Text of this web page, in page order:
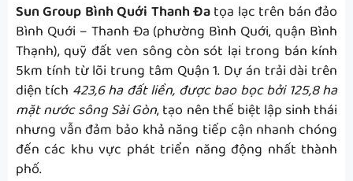
Sun Group Bình Quới Thanh Đatọa lạc trên bán đảo
Bình Quới – Thanh Đa (phường Bình Quới, quận Bình
Thạnh), quỹ đất ven sông còn sót lại trong bán kính
5km tính từ lõi trung tâm Quận 1. Dự án trải dài trên
diện tích 423,6 ha đất liền, được bao bọc bởi 125,8 ha
mặt nước sông Sài Gòn, tạo nên thế biệt lập sinh thái
nhưng vẫn đảm bảo khả năng tiếp cận nhanh chóng
đến các khu vực phát triển năng động nhất thành
phố.